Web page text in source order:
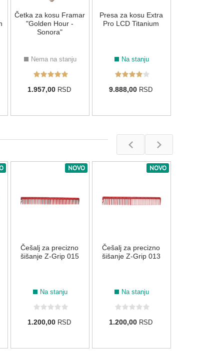
Četka za kosu Framar
"Golden Hour -
Sonora"
Nema na stanju
1.957,00 RSD
Presa za kosu Extra
Pro LCD Titanium
Na stanju
9.888,00 RSD
NOVO
Češalj za precizno
šišanje Z-Grip 015
Na stanju
1.200,00 RSD
NOVO
Češalj za precizno
šišanje Z-Grip 013
Na stanju
1.200,00 RSD